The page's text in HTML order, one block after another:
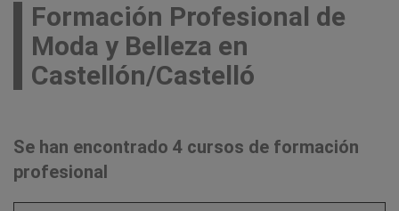
Formación Profesional de
Moda y Belleza en
Castellón/Castelló
Se han encontrado 4 cursos de formación
profesional